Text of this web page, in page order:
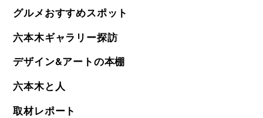
グルメおすすめスポット
六本木ギャラリー探訪
デザイン&アートの本棚
六本木と人
取材レポート